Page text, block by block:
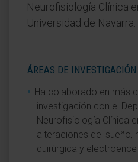
Neurofisiología Clínica
Universidad de Navarra.
ÁREAS DE INVESTIGACIÓN
Ha colaborado en más
investigación con el
Neurofisiología Clínica
alteraciones del sueño,
quirúrgica y